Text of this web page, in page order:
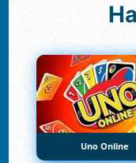
Uno Online